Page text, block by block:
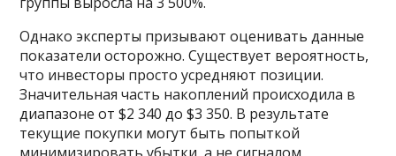
Однако эксперты призывают оценивать данные
показатели осторожно. Существует вероятность,
что инвесторы просто усредняют позиции.
Значительная часть накоплений происходила в
диапазоне от $2 340 до $3 350. В результате
текущие покупки могут быть попыткой